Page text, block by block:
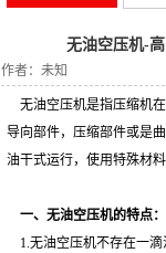
无油空压机-
作者：未知
无油空压机是指压缩机
导向部件，压缩部件或是
油干式运行，使用特殊材料
一、无油空压机的特点：
1.无油空压机不存在一滴